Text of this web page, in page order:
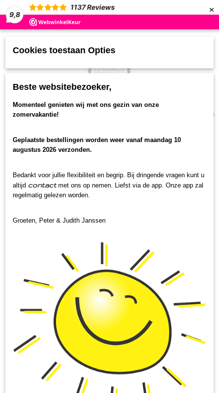
9,8
1137 Reviews ×
UW WINKELWAGEN
(0)
Home>Streekproducten>Noten> Boerenmix
Cookies toestaan Opties
Beste websitebezoeker,
Momenteel genieten wij met ons gezin van onze
zomervakantie!
Geplaatste bestellingen worden weer vanaf maandag 10
augustus 2026 verzonden.
Bedankt voor jullie flexibiliteit en begrip. Bij dringende vragen kunt u
altijd contactmet ons op nemen. Liefst via de app. Onze app zal
regelmatig gelezen worden.
Groeten, Peter & Judith Janssen